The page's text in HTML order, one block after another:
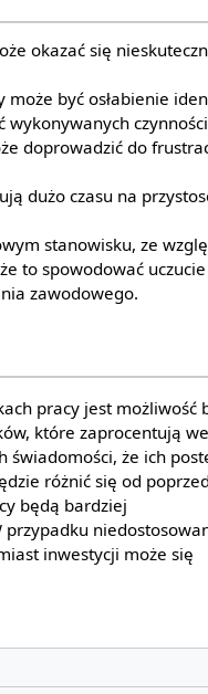
okazać się
być osłabienie
doprowadzić do
dużo czasu na
stanowisku, ze
to spowodować
zawodowego.
pracy jest możliwość
które zaprocentują
świadomości, że ich
różnić się od
będą bardziej
inwestycji może się